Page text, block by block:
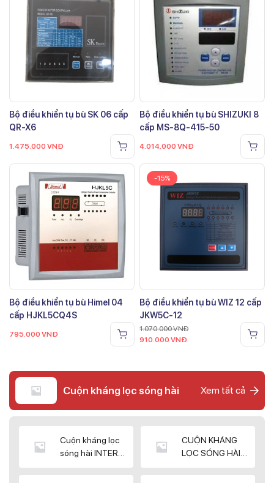
Bộ điều khiển tụ bù SK 06 cấp
QR-X6
1.475.000 VNĐ
Bộ điều khiển tụ bù SHIZUKI 8
cấp MS-8Q-415-50
4.014.000 VNĐ
Bộ điều khiển tụ bù Himel 04
cấp HJKL5CQ4S
795.000 VNĐ
-15%
Bộ điều khiển tụ bù WIZ 12 cấp
JKW5C-12
1.070.000VNĐ
910.000 VNĐ
Cuộn kháng lọc sóng hài Xem tất cả
Cuộn kháng lọc
sóng hài INTER
CUỘN KHÁNG
LỌC SÓNG HÀI